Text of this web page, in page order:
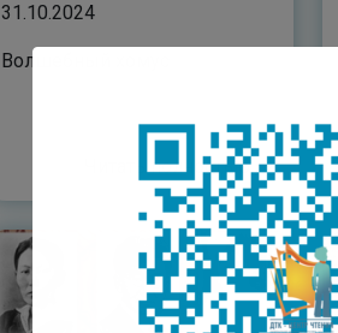
31.10.2024
Волшебный хомус
Читать полностью